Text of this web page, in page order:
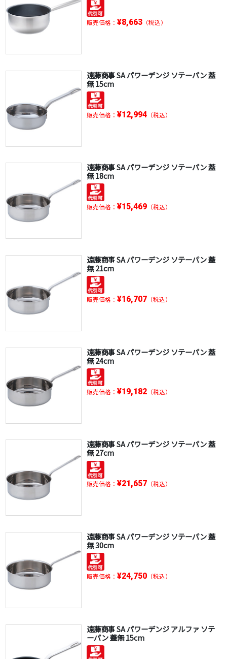
販売価格： ¥8,663（税込）
遠藤商事 SA パワーデンジ ソテーパン 蓋
無 15cm
販売価格： ¥12,994（税込）
遠藤商事 SA パワーデンジ ソテーパン 蓋
無 18cm
販売価格： ¥15,469（税込）
遠藤商事 SA パワーデンジ ソテーパン 蓋
無 21cm
販売価格： ¥16,707（税込）
遠藤商事 SA パワーデンジ ソテーパン 蓋
無 24cm
販売価格： ¥19,182（税込）
遠藤商事 SA パワーデンジ ソテーパン 蓋
無 27cm
販売価格： ¥21,657（税込）
遠藤商事 SA パワーデンジ ソテーパン 蓋
無 30cm
販売価格： ¥24,750（税込）
遠藤商事 SA パワーデンジ アルファ ソテ
ーパン 蓋無 15cm